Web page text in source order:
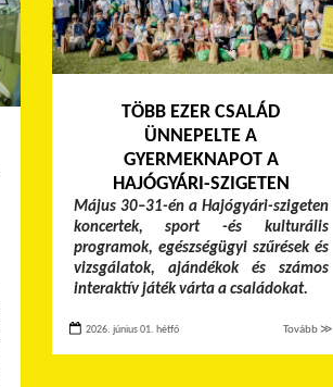
TÖBB EZER CSALÁD
ÜNNEPELTE A
GYERMEKNAPOT A
HAJÓGYÁRI-SZIGETEN
Május 30–31-én a Hajógyári-szigeten
koncertek, sport -és kulturális
programok, egészségügyi szűrések és
vizsgálatok, ajándékok és számos
interaktív játék várta a családokat.
2026. június 01. hétfő Tovább ≫